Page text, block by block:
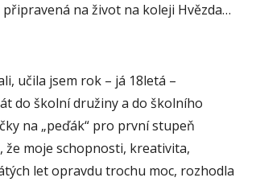
na život na koleji Hvězda…
učila jsem rok – já 18letá –
do školní družiny a do školního
na „peďák“ pro první stupeň
že moje schopnosti, kreativita,
let opravdu trochu moc, rozhodla